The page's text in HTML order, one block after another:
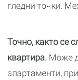
гледни точки.
Точно, както се
квартира. Може
апартаменти,